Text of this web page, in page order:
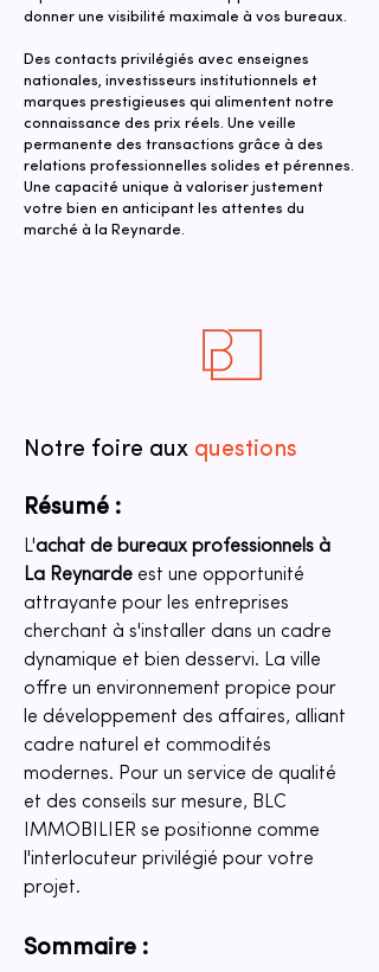
donner une visibilité maximale à vos bureaux.
Des contacts privilégiés avec enseignes
nationales, investisseurs institutionnels et
marques prestigieuses qui alimentent notre
connaissance des prix réels. Une veille
permanente des transactions grâce à des
relations professionnelles solides et pérennes.
Une capacité unique à valoriser justement
votre bien en anticipant les attentes du
marché à la Reynarde.
Notre foire aux questions
Résumé :
L'achat de bureaux professionnels à
La Reynarde est une opportunité
attrayante pour les entreprises
cherchant à s'installer dans un cadre
dynamique et bien desservi. La ville
offre un environnement propice pour
le développement des affaires, alliant
cadre naturel et commodités
modernes. Pour un service de qualité
et des conseils sur mesure, BLC
IMMOBILIER se positionne comme
l'interlocuteur privilégié pour votre
projet.
Sommaire :